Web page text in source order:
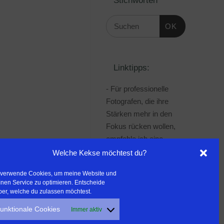
Welche Kekse möchtest du?
verwende Cookies, um meine Website und
Service zu optimieren. Entscheide
welche du zulassen möchtest.
Cookies Immer aktiv
OK
Linktipps:
- Für professionelle
Fotografen, die ihre
Stärken mehr in den
Fokus rücken wollen,
empfehle ich eine
Beratung durch Frau
Wanderfreak.de